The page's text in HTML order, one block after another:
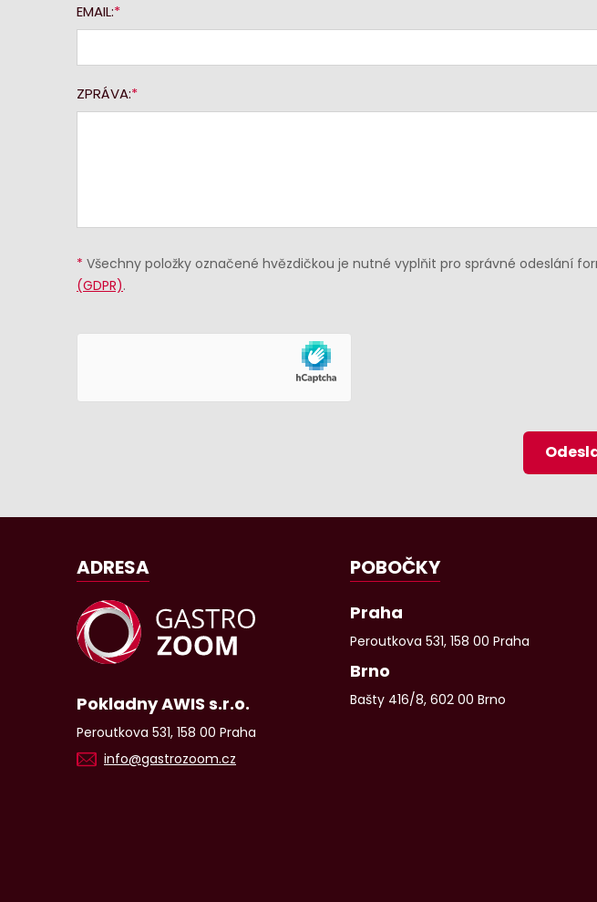
EMAIL:
ZPRÁVA:
* Všechny položky označené hvězdičkou je nutné vyplňit pro správné odeslání
(GDPR).
ADRESA
Pokladny AWIS s.r.o.
Peroutkova 531, 158 00 Praha
info@gastrozoom.cz
POBOČKY
Praha
Peroutkova 531, 158 00 Praha
Brno
Bašty 416/8, 602 00 Brno